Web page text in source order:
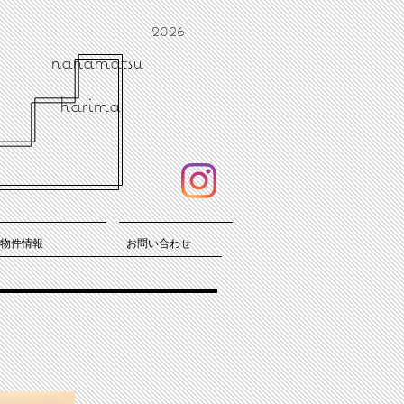
2026
nanamatsu
harima
物件情報 お問い合わせ